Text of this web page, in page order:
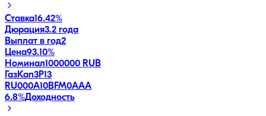
Ставка16.42%
Дюрация3.2 года
Выплат в год2
Цена93.10%
Номинал1000000 RUB
ГазКап3P13
RU000A10BFM0AAA
6.8%Доходность